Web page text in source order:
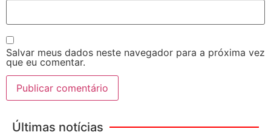
Salvar meus dados neste navegador para a próxima vez
que eu comentar.
Últimas notícias